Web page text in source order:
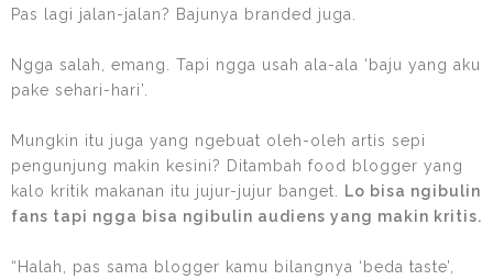
Pas lagi jalan-jalan? Bajunya branded juga.
Ngga salah, emang. Tapi ngga usah ala-ala ‘baju yang aku
pake sehari-hari’.
Mungkin itu juga yang ngebuat oleh-oleh artis sepi
pengunjung makin kesini? Ditambah food blogger yang
kalo kritik makanan itu jujur-jujur banget. Lo bisa ngibulin
fans tapi ngga bisa ngibulin audiens yang makin kritis.
“Halah, pas sama blogger kamu bilangnya ‘beda taste’,